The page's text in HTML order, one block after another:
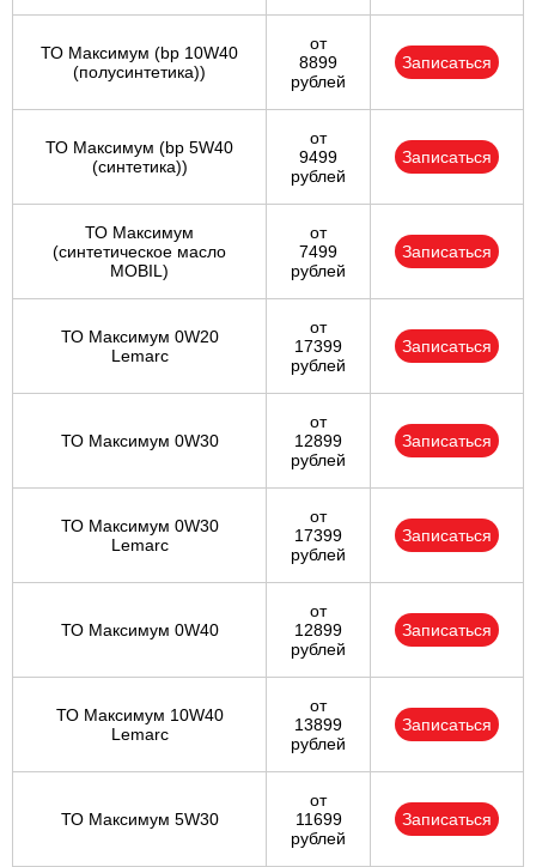
ТО Максимум (bp 10W40
(полусинтетика))
от
8899
рублей
Записаться
ТО Максимум (bp 5W40
(синтетика))
от
9499
рублей
Записаться
ТО Максимум
(cинтетическое масло
MOBIL)
от
7499
рублей
Записаться
ТО Максимум 0W20
Lemarc
от
17399
рублей
Записаться
ТО Максимум 0W30
от
12899
рублей
Записаться
ТО Максимум 0W30
Lemarc
от
17399
рублей
Записаться
ТО Максимум 0W40
от
12899
рублей
Записаться
ТО Максимум 10W40
Lemarc
от
13899
рублей
Записаться
ТО Максимум 5W30
от
11699
рублей
Записаться